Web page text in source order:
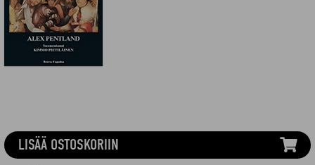
LISÄÄ OSTOSKORIIN